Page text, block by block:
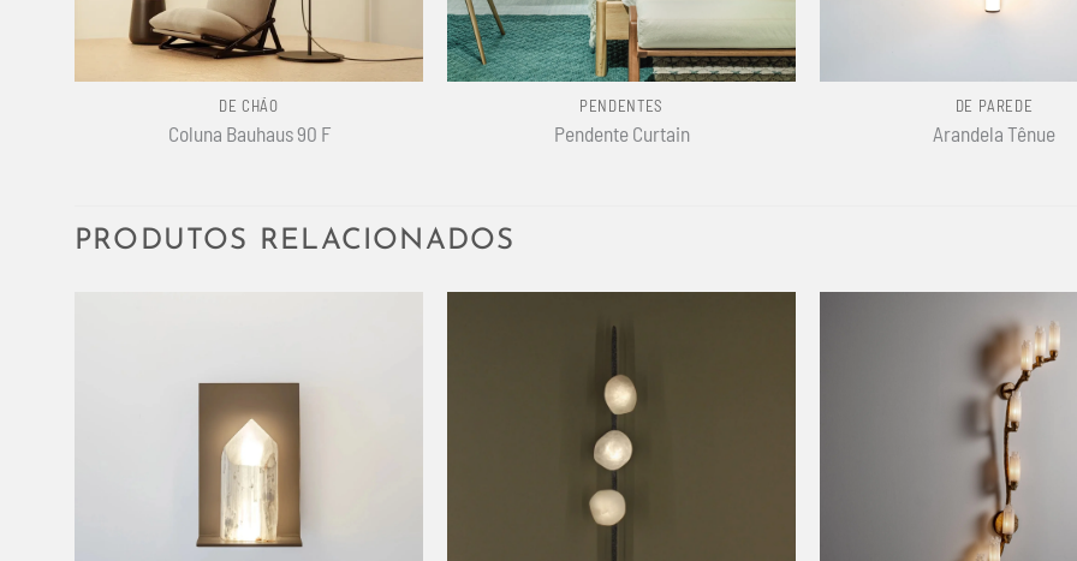
DE CHÃO
Coluna Bauhaus 90 F
+
PENDENTES
Pendente Curtain
DE PAREDE
Arandela Tênue
PRODUTOS RELACIONADOS